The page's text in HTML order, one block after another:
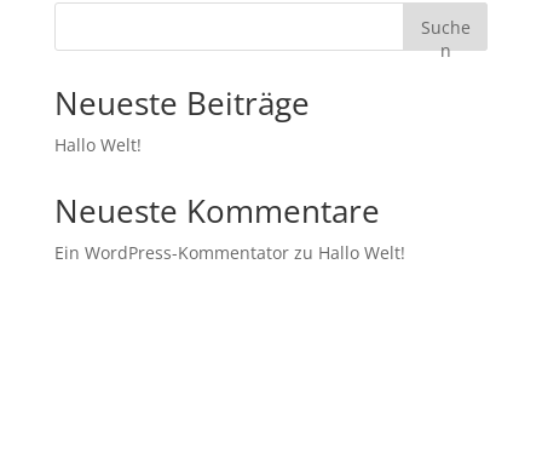
Suche
n
Neueste Beiträge
Hallo Welt!
Neueste Kommentare
Ein WordPress-Kommentatorzu Hallo Welt!